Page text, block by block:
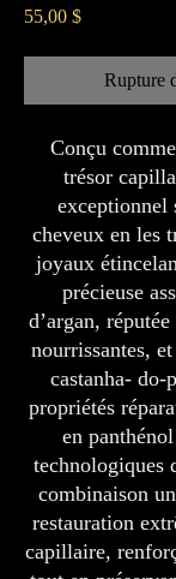
55,00 $Prix
Rupture
Conçu
trésor
exceptionnel
cheveux en les
joyaux
précieuse
d’argan,
nourrissantes,
castanha- do-
propriétés
en
technologiques
combinaison
restauration
capillaire,